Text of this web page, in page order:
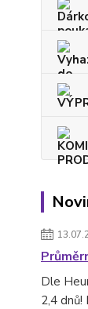
Dle
2,4 dnů!